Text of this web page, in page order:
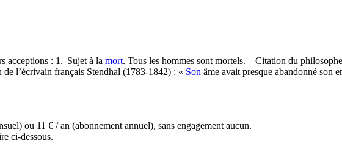
acceptions : 1. Sujet à la mort. Tous les hommes sont mortels. – Citation du
l’écrivain français Stendhal (1783-1842) : « Son âme avait presque abandonné son
ou 11 € / an (abonnement annuel), sans engagement aucun.
ci-dessous.